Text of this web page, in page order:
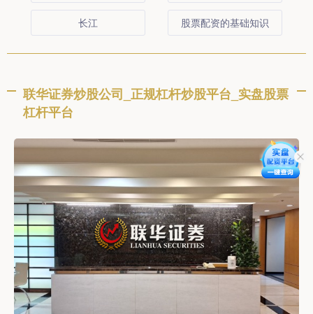
长江 股票配资的基础知识
联华证券炒股公司_正规杠杆炒股平台_实盘股票
杠杆平台